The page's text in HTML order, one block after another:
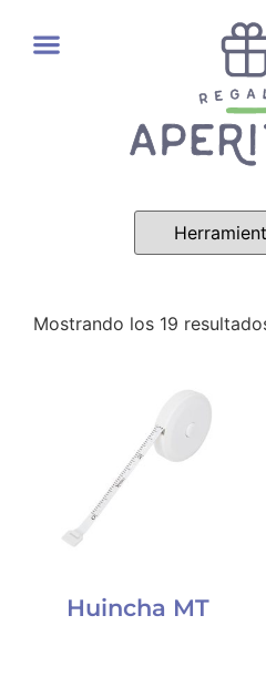
Mostrando los 19
Huincha MT